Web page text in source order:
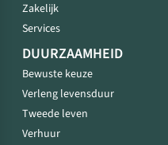
Zakelijk
Services
DUURZAAMHEID
Bewuste keuze
Verleng levensduur
Tweede leven
Verhuur